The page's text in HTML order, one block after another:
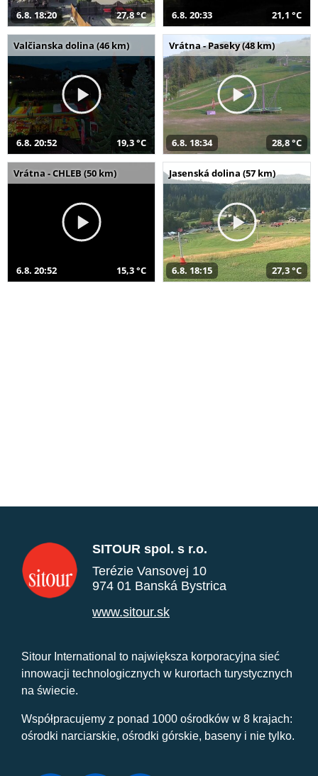
6.8. 18:20 27,8 °C 6.8. 20:33 21,1 °C
Valčianska dolina (46 km)
6.8. 20:52 19,3 °C
Vrátna - Paseky (48 km)
6.8. 18:34 28,8 °C
Vrátna - CHLEB (50 km)
6.8. 20:52 15,3 °C
Jasenská dolina (57 km)
6.8. 18:15 27,3 °C
SITOUR spol. s r.o.
Terézie Vansovej 10
974 01 Banská Bystrica
www.sitour.sk
Sitour International to największa korporacyjna sieć
innowacji technologicznych w kurortach turystycznych
na świecie.
Współpracujemy z ponad 1000 ośrodków w 8 krajach:
ośrodki narciarskie, ośrodki górskie, baseny i nie tylko.